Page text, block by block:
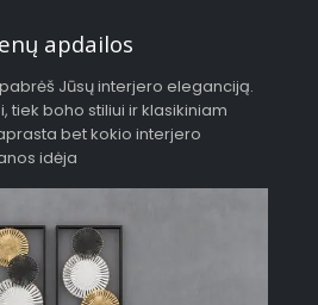
apdailos
Jūsų interjero eleganciją.
tiek boho stiliui ir klasikiniam
bet kokio interjero
idėja